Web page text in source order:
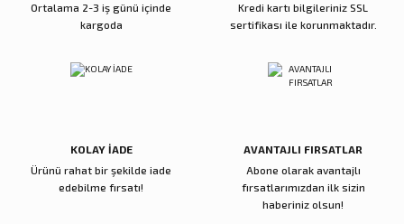
Ortalama 2-3 iş günü içinde
kargoda
Kredi kartı bilgileriniz SSL
sertifikası ile korunmaktadır.
KOLAY İADE
Ürünü rahat bir şekilde iade
edebilme fırsatı!
AVANTAJLI FIRSATLAR
Abone olarak avantajlı
fırsatlarımızdan ilk sizin
haberiniz olsun!